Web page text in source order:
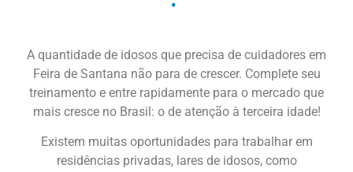
A quantidade de idosos que precisa de cuidadores em
Feira de Santana não para de crescer. Complete seu
treinamento e entre rapidamente para o mercado que
mais cresce no Brasil: o de atenção à terceira idade!
Existem muitas oportunidades para trabalhar em
residências privadas, lares de idosos, como